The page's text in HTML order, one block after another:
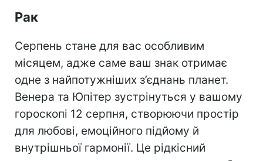
Рак
Серпень стане для вас особливим
місяцем, адже саме ваш знак отримає
одне з найпотужніших з’єднань планет.
Венера та Юпітер зустрінуться у вашому
гороскопі 12 серпня, створюючи простір
для любові, емоційного підйому й
внутрішньої гармонії. Це рідкісний